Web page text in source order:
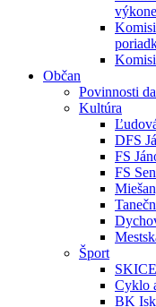
Občan
Povinnosti
Kultúra
DFS
FS
FS
Šport
Cyklo
BK